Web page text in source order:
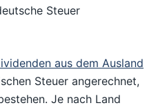
Steuer
aus dem Ausland
Steuer angerechnet,
Je nach Land